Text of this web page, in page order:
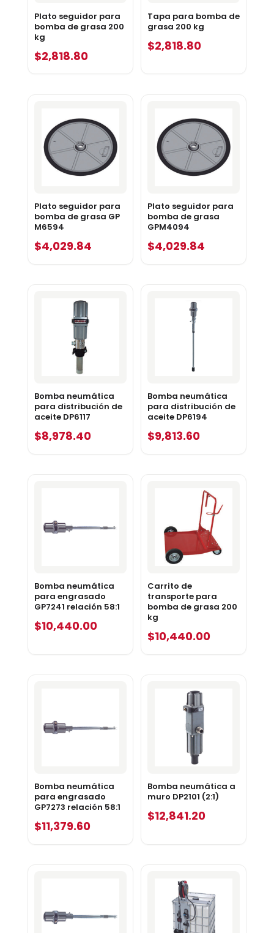
Plato seguidor para
bomba de grasa 200
kg
$2,818.80
Tapa para bomba de
grasa 200 kg
$2,818.80
Plato seguidor para
bomba de grasa GP
M6594
$4,029.84
Plato seguidor para
bomba de grasa
GPM4094
$4,029.84
Bomba neumática
para distribución de
aceite DP6117
$8,978.40
Bomba neumática
para distribución de
aceite DP6194
$9,813.60
Bomba neumática
para engrasado
GP7241 relación 58:1
$10,440.00
Carrito de
transporte para
bomba de grasa 200
kg
$10,440.00
Bomba neumática
para engrasado
GP7273 relación 58:1
$11,379.60
Bomba neumática a
muro DP2101 (2:1)
$12,841.20